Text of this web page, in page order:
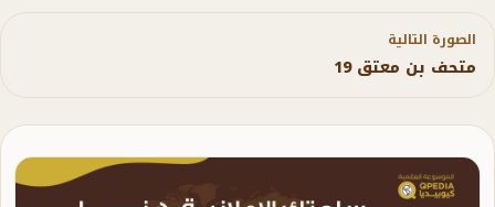
الصورة التالية
متحف بن معتق 19